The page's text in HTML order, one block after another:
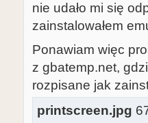
nie udało mi się
zainstalowałem
Ponawiam więc
z gbatemp.net,
rozpisane jak
printscreen.jpg